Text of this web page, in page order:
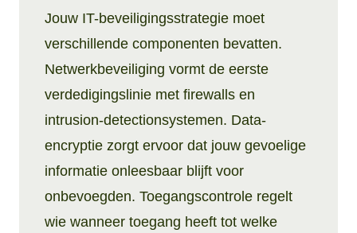
Jouw IT-beveiligingsstrategie moet
verschillende componenten bevatten.
Netwerkbeveiliging vormt de eerste
verdedigingslinie met firewalls en
intrusion-detectionsystemen. Data-
encryptie zorgt ervoor dat jouw gevoelige
informatie onleesbaar blijft voor
onbevoegden. Toegangscontrole regelt
wie wanneer toegang heeft tot welke